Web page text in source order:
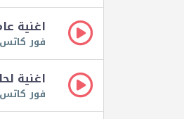
اغنية
فور كاتس
اغنية
فور كاتس